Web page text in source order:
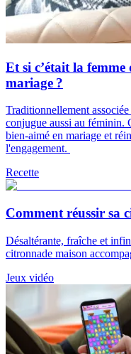
Et si c’était la
mariage ?
Traditionnellement
conjugue aussi au féminin.
bien-aimé en mariage et
l'engagement.
Recette
Comment réussir sa
Désaltérante, fraîche et
citronnade maison
Jeux vidéo